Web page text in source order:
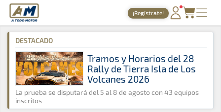
A Todo Motor · Revista del motor desde 1999
¡Regístrate!
PORTADA
TIEMPOS ONLINE
NOTICIAS
AGENDA
A Todo Motor » Galerías » 2014 » Rallye Ciudad de Telde 2014
DESTACADO
Tramos y Horarios del 28
Rally de Tierra Isla de Los
Volcanes 2026
La prueba se disputará del 5 al 8 de agosto con 43 equipos
inscritos